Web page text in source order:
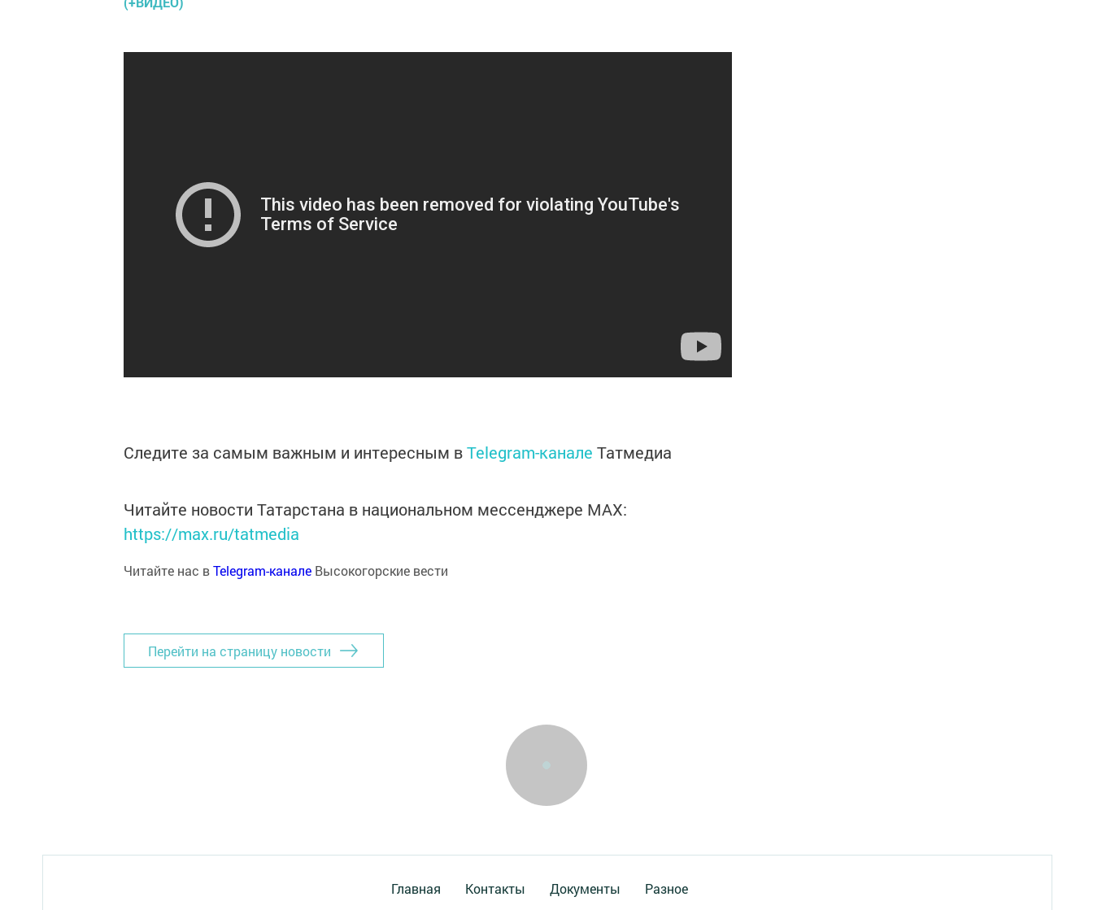
Следите за самым важным и интересным вTelegram-канале Татмедиа
Читайте новости Татарстана в национальном мессенджере MАХ:
https://max.ru/tatmedia
Читайте нас вTelegram-канале Высокогорские вести
Перейти на страницу новости
Главная Контакты Документы Разное